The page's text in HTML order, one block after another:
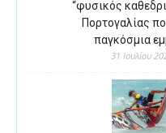
“φυσικός
Πορτογαλίας
παγκόσμια
31 Ιουλίου